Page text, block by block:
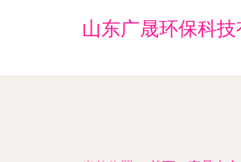
山东广晟环保科技